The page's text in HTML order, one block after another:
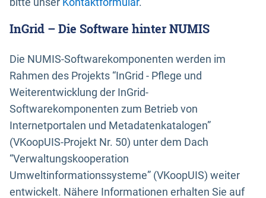
InGrid – Die Software hinter NUMIS
Die NUMIS-Softwarekomponenten werden im
Rahmen des Projekts “InGrid - Pflege und
Weiterentwicklung der InGrid-
Softwarekomponenten zum Betrieb von
Internetportalen und Metadatenkatalogen”
(VKoopUIS-Projekt Nr. 50) unter dem Dach
“Verwaltungskooperation
Umweltinformationssysteme” (VKoopUIS) weiter
entwickelt. Nähere Informationen erhalten Sie auf